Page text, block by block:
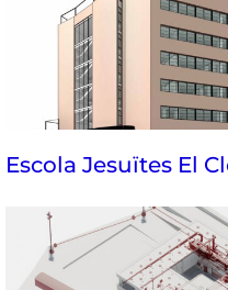
Escola Jesuïtes El